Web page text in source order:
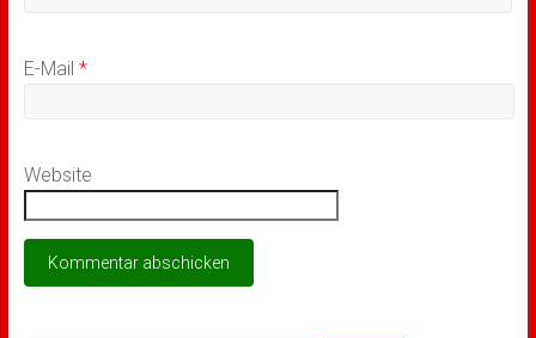
E-Mail *
Website